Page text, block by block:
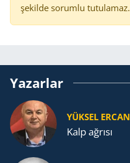
şekilde sorumlu tutulamaz.
Yazarlar
YÜKSEL ERCAN
Kalp ağrısı